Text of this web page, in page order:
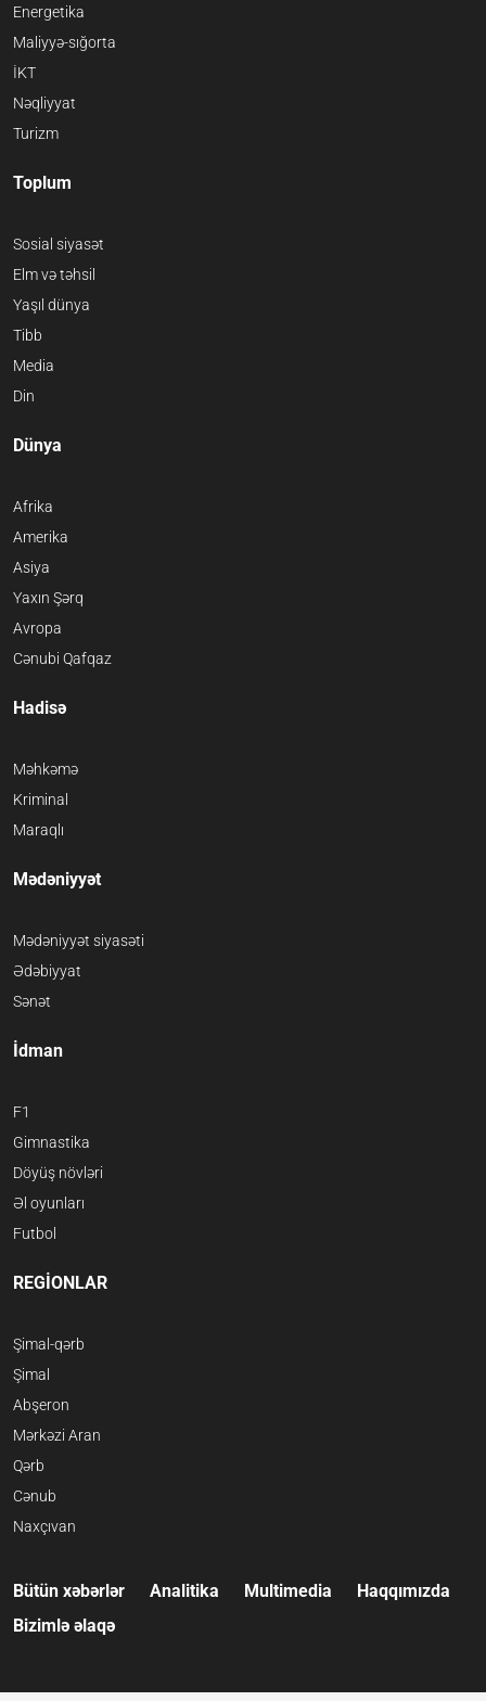
Energetika
Maliyyə-sığorta
İKT
Nəqliyyat
Turizm
Toplum
Sosial siyasət
Elm və təhsil
Yaşıl dünya
Tibb
Media
Din
Dünya
Afrika
Amerika
Asiya
Yaxın Şərq
Avropa
Cənubi Qafqaz
Hadisə
Məhkəmə
Kriminal
Maraqlı
Mədəniyyət
Mədəniyyət siyasəti
Ədəbiyyat
Sənət
İdman
F1
Gimnastika
Döyüş növləri
Əl oyunları
Futbol
REGİONLAR
Şimal-qərb
Şimal
Abşeron
Mərkəzi Aran
Qərb
Cənub
Naxçıvan
Bütün xəbərlər Analitika Multimedia
Haqqımızda
Bizimlə əlaqə